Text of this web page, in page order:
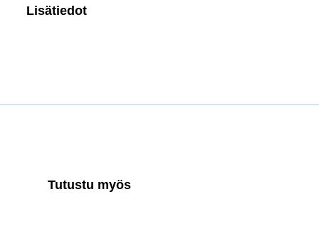
Lisätiedot
Tutustu myös